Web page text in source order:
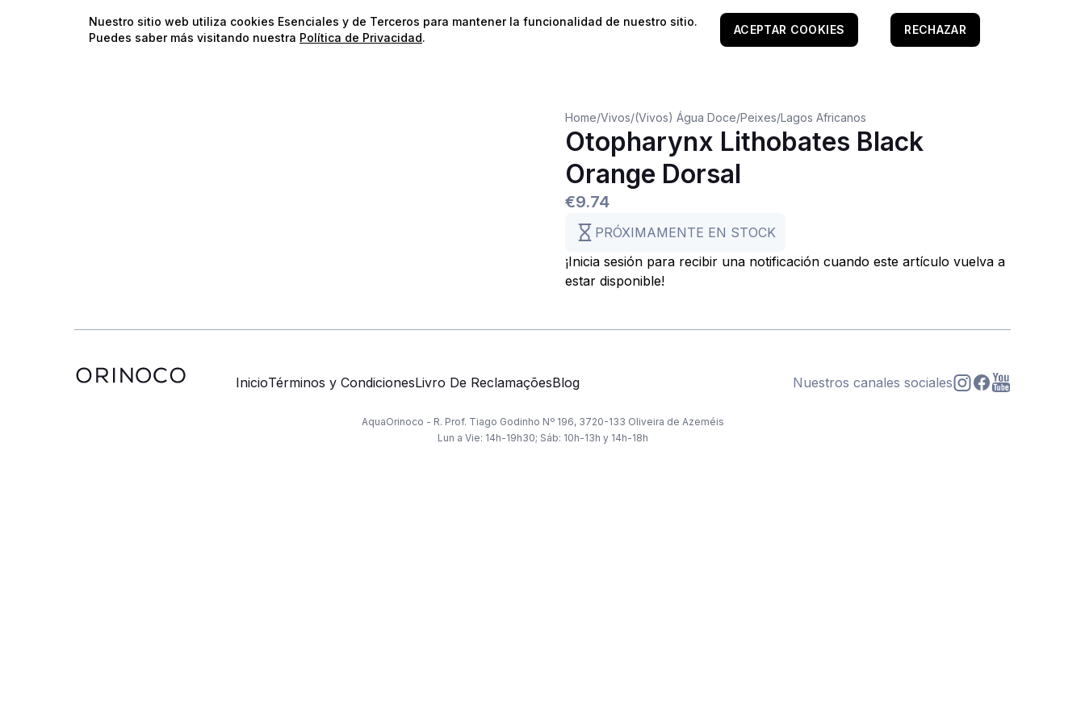
⭐️¡Envíos gratis para pedidos superiores a 60€!*⭐️
Home/Vivos/(Vivos) Água Doce/Peixes/Lagos Africanos
Otopharynx Lithobates Black
Orange Dorsal
€9.74
PRÓXIMAMENTE EN STOCK
¡Inicia sesión para recibir una notificación cuando este artículo vuelva a
estar disponible!
InicioTérminos y CondicionesLivro De ReclamaçõesBlog Nuestros canales sociales
AquaOrinoco - R. Prof. Tiago Godinho Nº 196, 3720-133 Oliveira de Azeméis
Lun a Vie: 14h-19h30; Sáb: 10h-13h y 14h-18h
Nuestro sitio web utiliza cookies Esenciales y de Terceros para mantener la funcionalidad de nuestro sitio.
Puedes saber más visitando nuestra Política de Privacidad.
ACEPTAR COOKIES RECHAZAR